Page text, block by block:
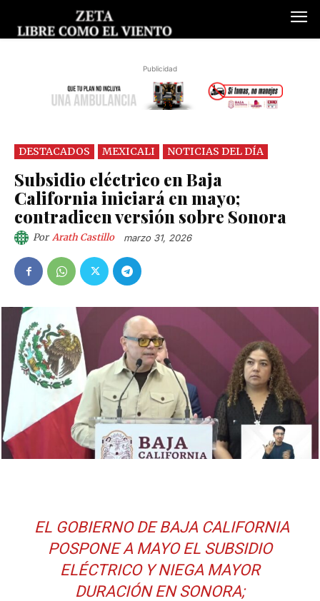
Publicidad
DESTACADOS MEXICALI NOTICIAS DEL DÍA
Subsidio eléctrico en Baja
California iniciará en mayo;
contradicen versión sobre Sonora
Por Arath Castillo marzo 31, 2026
EL GOBIERNO DE BAJA CALIFORNIA
POSPONE A MAYO EL SUBSIDIO
ELÉCTRICO Y NIEGA MAYOR
DURACIÓN EN SONORA;